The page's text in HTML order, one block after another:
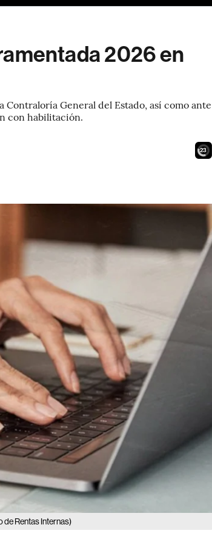
2026 en
General del Estado, así como ante
con habilitación.
21
de Rentas Internas)